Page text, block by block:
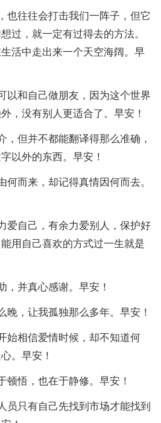
也往往会打击我们一阵子，但它
过，就一定有过得去的方法。
活中走出来一个天空海阔。早
以和自己做朋友，因为这个世界
，没有别人更适合了。早安！
，但并不都能翻译得那么准确，
以外的东西。早安！
何而来，却记得真情因何而去。
爱自己，有余力爱别人，保护好
用自己喜欢的方式过一生就是
，并真心感谢。早安！
晚，让我孤独那么多年。早安！
始相信爱情时候，却不知道何
。早安！
顿悟，也在于静修。早安！
员只有自己先找到市场才能找到